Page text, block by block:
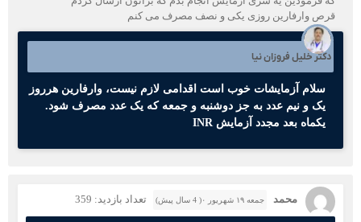
قرص وارفارین روزی یکی و نصف مصرف می کنم
دکتر خلیل فروزان نیا
سلام آزمایشات خوب است اقدامی لازم نیست، وارفارین هرروز
یک و نیم عدد به جز دوشنبه و جمعه که یک عدد مصرف شود.
یکماه بعد مجدد آزمایش INR
محمد جمعه ۱۹ شهریور ۰( 4 سال پیش) تعداد بازدید: 359